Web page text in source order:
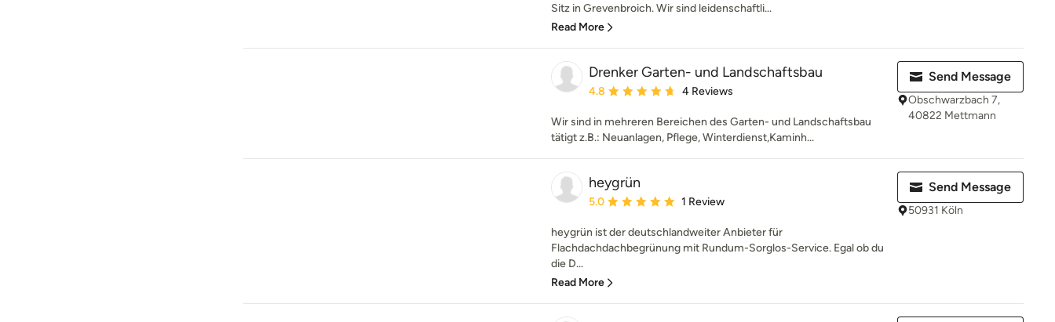
Sitz in Grevenbroich. Wir sind leidenschaftli...
Read More
Drenker Garten- und Landschaftsbau
Average rating: 4.8 out of 5 stars
4.8 4 Reviews
Wir sind in mehreren Bereichen des Garten- und Landschaftsbau
tätigt z.B.: Neuanlagen, Pflege, Winterdienst,Kaminh...
Send Message
Obschwarzbach 7,
40822 Mettmann
heygrün
Average rating: 5 out of 5 stars
5.0 1 Review
heygrün ist der deutschlandweiter Anbieter für
Flachdachdachbegrünung mit Rundum-Sorglos-Service. Egal ob du
die D...
Read More
Send Message
50931 Köln